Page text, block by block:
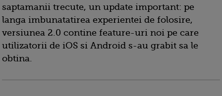
saptamanii trecute, un update important: pe
langa imbunatatirea experientei de folosire,
versiunea 2.0 contine feature-uri noi pe care
utilizatorii de iOS si Android s-au grabit sa le
obtina.